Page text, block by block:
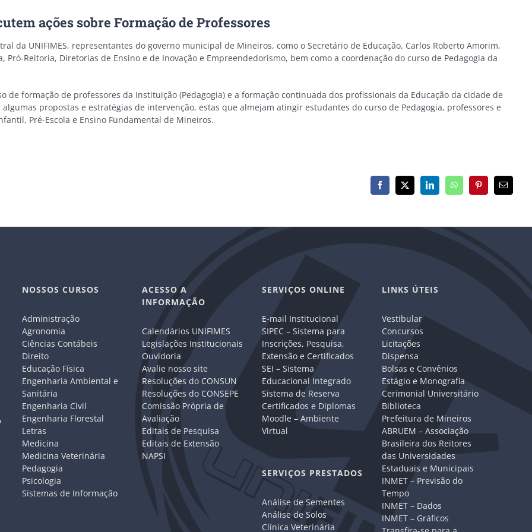
ações sobre Formação de Professores
da UNIFIMES, representantes do governo municipal de Mineiros, como o Secretário de Educação, Carlos Roberto Amorim,
Reitoria, Diretorias de Ensino e de Inovação e Empreendedorismo, bem como a coordenação do curso de Pedagogia da
de formação de professores da Instituição (Pedagogia) e a formação continuada dos profissionais da Educação da cidade de
propostas e estratégias de intervenção, estas que almejam atingir estudantes do curso de Pedagogia, professores e
Pré-Escola e Ensino Fundamental de Mineiros.
Facebook
X LinkedInWhatsAppPinterest
E-
mail
NOSSOS CURSOS
Administração
Agronomia
Ciências Contábeis
Direito
Educação Física
Engenharia Ambiental e
Sanitária
Engenharia Civil
Engenharia Florestal
Letras
Medicina
Medicina Veterinária
Pedagogia
Psicologia
Sistemas de Informação
ACESSO A
INFORMAÇÃO
Calendários UNIFIMES
Legislações Institucionais
Ouvidoria
Avalie nosso site
Resoluções do CONSUN
Resoluções do CONSEPE
Comissão Própria de
Avaliação
Editais de Pesquisa
Editais de Extensão
NAPSI
SERVIÇOS ONLINE
E-mail Institucional
SIPEC – Sistema para
Inscrições, Pesquisa,
Extensão e Certificados
SEI – Sistema
Educacional Integrado
Sistema de Reserva
Certificados e Diplomas
Moodle – Ambiente
Virtual
SERVIÇOS PRESTADOS
Análise de Sementes
Análise de Solos
Clínica Veterinária
LINKS ÚTEIS
Vestibular
Concursos
Licitações
Dispensa
Bolsas e Convênios
Estágio e Monografia
Cerimonial Universitário
Biblioteca
Prefeitura de Mineiros
ABRUEM – Associação
Brasileira dos Reitores
das Universidades
Estaduais e Municipais
INMET – Previsão do
Tempo
INMET – Dados
INMET – Gráficos